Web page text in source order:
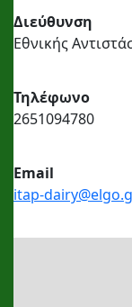
Διεύθυνση
Εθνικής
Τηλέφωνο
2651094780
Εmail
itap-